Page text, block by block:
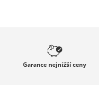
Garance nejnižší ceny